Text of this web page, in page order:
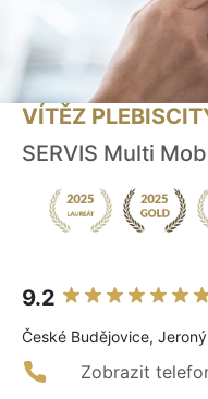
VÍTĚZ
SERVIS Multi
9.2
České Budějovice,
Zobrazit